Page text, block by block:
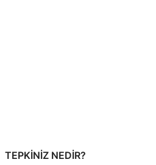
TEPKINIZ NEDIR?